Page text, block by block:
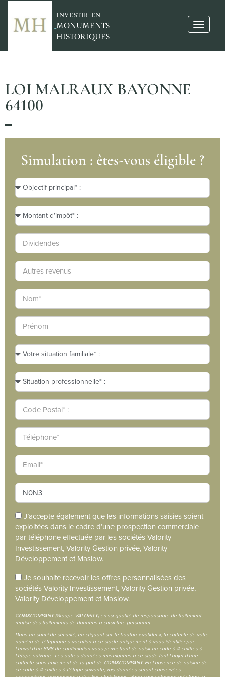
INVESTIR EN
MONUMENTS
HISTORIQUES
LOI MALRAUX BAYONNE
64100
Simulation : êtes-vous éligible ?
J’accepte également que les informations saisies soient
exploitées dans le cadre d’une prospection commerciale
par téléphone effectuée par les sociétés Valority
Investissement, Valority Gestion privée, Valority
Développement et Maslow.
Je souhaite recevoir les offres personnalisées des
sociétés Valority Investissement, Valority Gestion privée,
Valority Développement et Maslow.
COM&COMPANY (Groupe VALORITY) en sa qualité de responsable de traitement
réalise des traitements de données à caractère personnel.
Dans un souci de sécurité, en cliquant sur le bouton « valider », la collecte de votre
numéro de téléphone a vocation à ce stade uniquement à vous identifier par
l’envoi d’un SMS de confirmation vous permettant de saisir un code à 4 chiffres à
l’étape suivante. Les autres données renseignées à ce stade font l’objet d’une
collecte sans traitement de la part de COM&COMPANY. En l’absence de saisine de
ce code à 4 chiffres à l’étape suivante, vos données seront conservées